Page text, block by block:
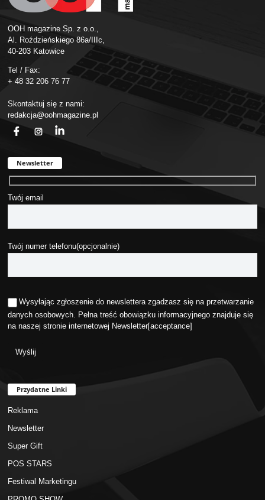
OOH magazine Sp. z o.o.,
Al. Roździeńskiego 86a/IIIc,
40-203 Katowice
Tel / Fax:
+ 48 32 206 76 77
Skontaktuj się z nami:
redakcja@oohmagazine.pl
Newsletter
Twój email
Twój numer telefonu(opcjonalnie)
Wysyłając zgłoszenie do newslettera zgadzasz się na przetwarzanie
danych osobowych. Pełna treść obowiązku informacyjnego znajduje się
na naszej stronie internetowej Newsletter[acceptance]
Przydatne Linki
Reklama
Newsletter
Super Gift
POS STARS
Festiwal Marketingu